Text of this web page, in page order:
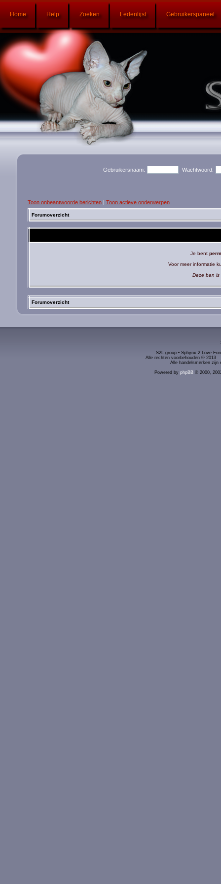
Home Help Zoeken Ledenlijst Gebruikerspaneel
Gebruikersnaam: Wachtwoord:
Toon onbeantwoorde berichten | Toon actieve onderwerpen
Forumoverzicht
Je bent
Voor meer informatie
Deze ban is
Forumoverzicht
S2L group • Sphynx 2 Love
Alle rechten voorbehouden ©
Alle handelsmerken zijn
Powered by phpBB© 2000,